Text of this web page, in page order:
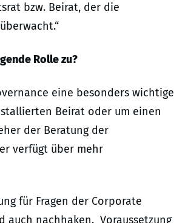
bzw. Beirat, der die
Rolle zu?
eine besonders wichtige
Beirat oder um einen
der Beratung der
verfügt über mehr
für Fragen der Corporate
auch nachhaken. Voraussetzung